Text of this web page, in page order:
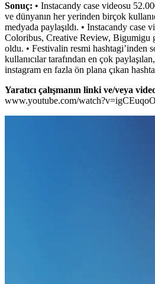
Sonuç: • Instacandy case videosu
ve dünyanın her yerinden birçok
medyada paylaşıldı. • Instacandy case
Coloribus, Creative Review, Bigumigu
oldu. • Festivalin resmi hashtagi’inden
kullanıcılar tarafından en çok
instagram en fazla ön plana çıkan
Yaratıcı çalışmanın linki ve/veya
www.youtube.com/